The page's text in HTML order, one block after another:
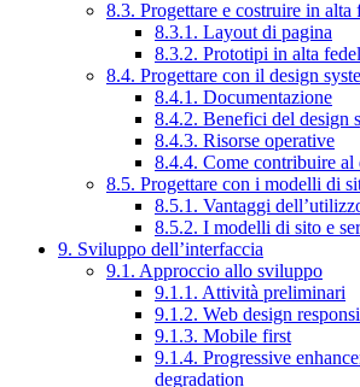
8.3. Progettare e costruire in alta
8.3.1. Layout di pagina
8.3.2. Prototipi in alta
8.4. Progettare con il design
8.4.1. Documentazione
8.4.2. Benefici del design
8.4.3. Risorse operative
8.4.4. Come contribuire al
8.5. Progettare con i modelli di
8.5.1. Vantaggi
8.5.2. I modelli di sito e
9. Sviluppo dell’interfaccia
9.1. Approccio allo sviluppo
9.1.1. Attività preliminari
9.1.2. Web design
9.1.3. Mobile first
9.1.4. Progressive
degradation